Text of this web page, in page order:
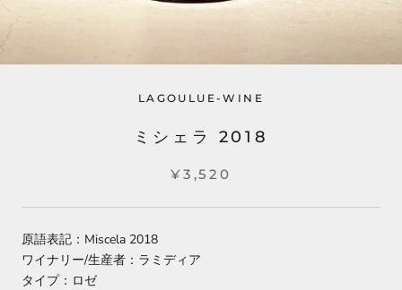
LAGOULUE-WINE
ミシェラ 2018
¥3,520
原語表記：Miscela 2018
ワイナリー/生産者：ラミディア
タイプ：ロゼ